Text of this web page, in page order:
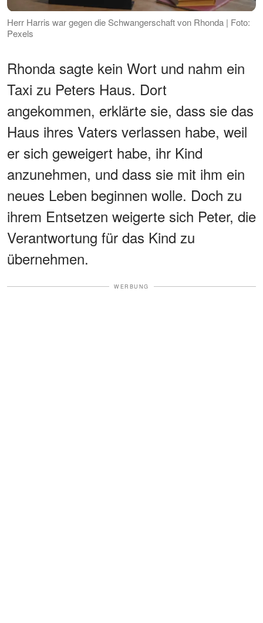
Herr Harris war gegen die Schwangerschaft von Rhonda | Foto:
Pexels
Rhonda sagte kein Wort und nahm ein
Taxi zu Peters Haus. Dort
angekommen, erklärte sie, dass sie das
Haus ihres Vaters verlassen habe, weil
er sich geweigert habe, ihr Kind
anzunehmen, und dass sie mit ihm ein
neues Leben beginnen wolle. Doch zu
ihrem Entsetzen weigerte sich Peter, die
Verantwortung für das Kind zu
übernehmen.
WERBUNG